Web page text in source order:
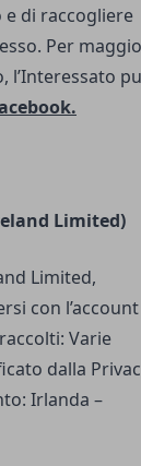
e di raccogliere
Per
l’Interessato
.
Limited)
Limited,
con l’account
Varie
dalla
Irlanda –